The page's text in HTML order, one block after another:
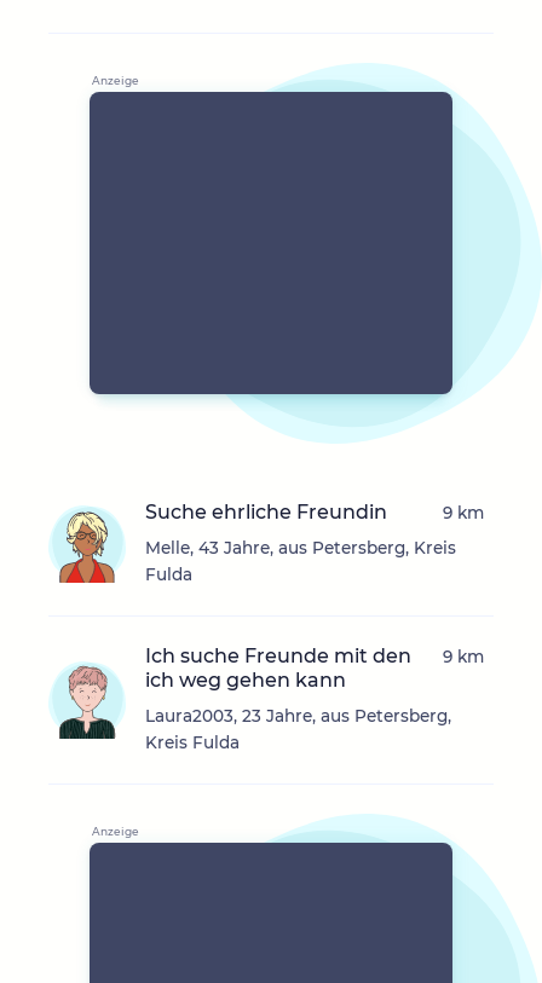
Suche ehrliche Freundin
Melle, 43 Jahre, aus Petersberg, Kreis
Fulda
9 km
Ich suche Freunde mit den
ich weg gehen kann
Laura2003, 23 Jahre, aus Petersberg,
Kreis Fulda
9 km